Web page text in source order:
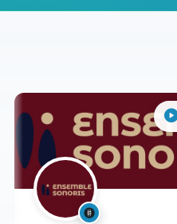
Buscador de músicos